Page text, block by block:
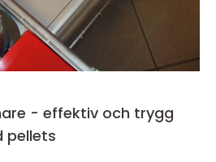
- effektiv och trygg
pellets